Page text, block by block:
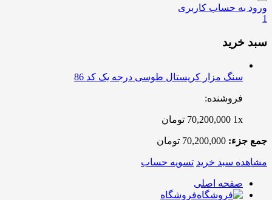
ورود به حساب کاربری
1
سبد خرید
سنگ مزار کریستال طوسی درجه یک کد 86
فروشنده:
1x
70,200,000 تومان
جمع جزء: 70,200,000 تومان
مشاهده سبد خرید تسویه حساب
صفحه اصلی
فروشگاه